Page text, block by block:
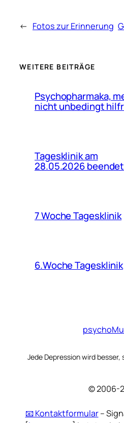
← Fotos zur Erinnerung
WEITERE BEITRÄGE
Psychopharmaka,
nicht unbedingt
Tagesklinik am
28.05.2026 beendet
7 Woche Tagesklinik
6.Woche Tagesklinik
Jede Depression wird
© 2006-
📧 Kontaktformular–